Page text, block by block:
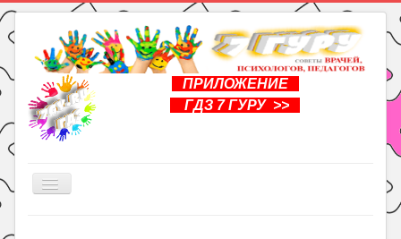
ПРИЛОЖЕНИЕ
ГДЗ 7 ГУРУ >>
Включить/